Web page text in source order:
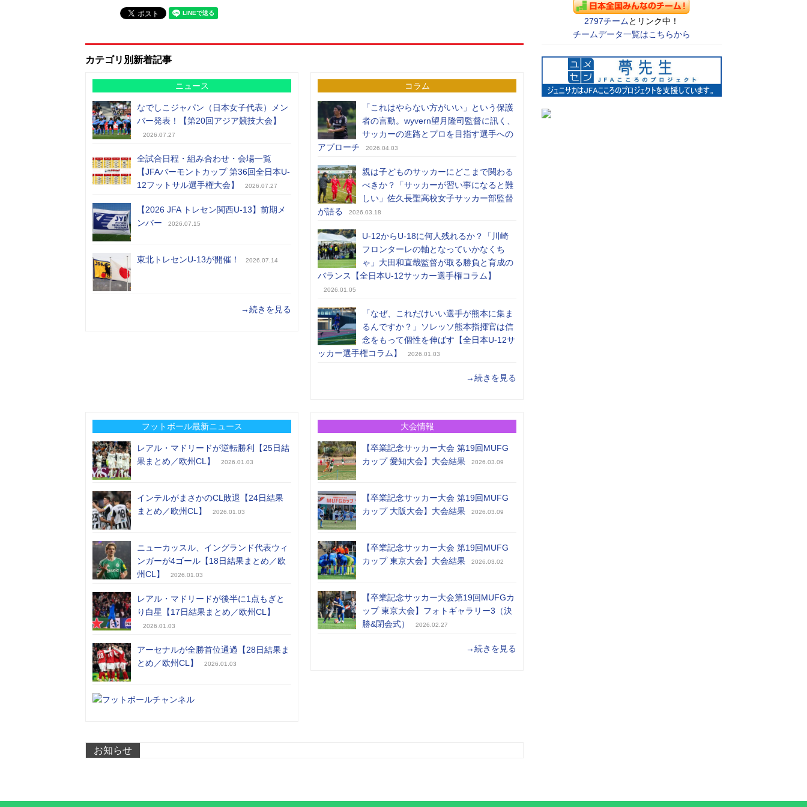
カテゴリ別新着記事
ニュース
なでしこジャパン（日本女子代表）メン
バー発表！【第20回アジア競技大会】
2026.07.27
全試合日程・組み合わせ・会場一覧
【JFAバーモントカップ 第36回全日本U-
12フットサル選手権大会】
2026.07.27
【2026 JFA トレセン関西U-13】前期メ
ンバー
2026.07.15
東北トレセンU-13が開催！ 2026.07.14
→続きを見る
コラム
「これはやらない方がいい」という保護
者の言動。wyvern望月隆司監督に訊く、
サッカーの進路とプロを目指す選手への
アプローチ
2026.04.03
親は子どものサッカーにどこまで関わる
べきか？「サッカーが習い事になると難
しい」佐久長聖高校女子サッカー部監督
が語る
2026.03.18
U-12からU-18に何人残れるか？「川崎
フロンターレの軸となっていかなくち
ゃ」大田和直哉監督が取る勝負と育成の
バランス【全日本U-12サッカー選手権コラム】
2026.01.05
「なぜ、これだけいい選手が熊本に集ま
るんですか？」ソレッソ熊本指揮官は信
念をもって個性を伸ばす【全日本U-12サ
ッカー選手権コラム】
2026.01.03
→続きを見る
フットボール最新ニュース
レアル・マドリードが逆転勝利【25日結
果まとめ／欧州CL】
2026.01.03
インテルがまさかのCL敗退【24日結果
まとめ／欧州CL】
2026.01.03
ニューカッスル、イングランド代表ウィ
ンガーが4ゴール【18日結果まとめ／欧
州CL】
2026.01.03
レアル・マドリードが後半に1点もぎと
り白星【17日結果まとめ／欧州CL】
2026.01.03
アーセナルが全勝首位通過【28日結果ま
とめ／欧州CL】
2026.01.03
大会情報
【卒業記念サッカー大会 第19回MUFG
カップ 愛知大会】大会結果
2026.03.09
【卒業記念サッカー大会 第19回MUFG
カップ 大阪大会】大会結果
2026.03.09
【卒業記念サッカー大会 第19回MUFG
カップ 東京大会】大会結果
2026.03.02
【卒業記念サッカー大会第19回MUFGカ
ップ 東京大会】フォトギャラリー3（決
勝&閉会式）
2026.02.27
→続きを見る
お知らせ
2797チーム とリンク中！
チームデータ一覧はこちらから